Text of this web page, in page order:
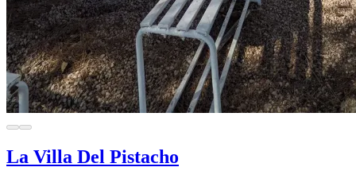
La Villa Del Pistacho